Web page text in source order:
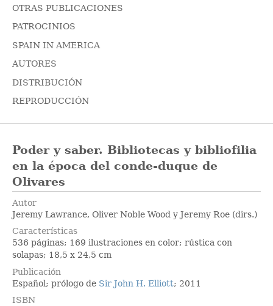
OTRAS PUBLICACIONES
PATROCINIOS
SPAIN IN AMERICA
AUTORES
DISTRIBUCIÓN
REPRODUCCIÓN
Poder y saber. Bibliotecas y bibliofilia
en la época del conde-duque de
Olivares
Autor
Jeremy Lawrance, Oliver Noble Wood y Jeremy Roe (dirs.)
Características
536 páginas; 169 ilustraciones en color; rústica con
solapas; 18,5 x 24,5 cm
Publicación
Español; prólogo de Sir John H. Elliott; 2011
ISBN